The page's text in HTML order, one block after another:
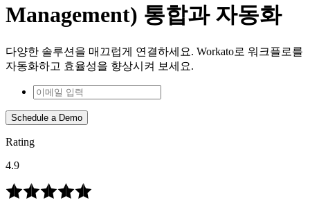
Management) 통합과 자동화
다양한 솔루션을 매끄럽게 연결하세요. Workato로 워크플로를
자동화하고 효율성을 향상시켜 보세요.
Schedule a Demo
Rating
4.9